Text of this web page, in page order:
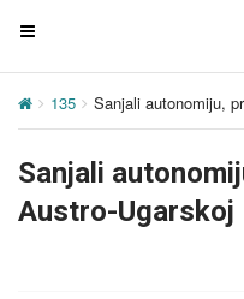
T
g
e
n
135 Sanjali autonomiju,
Sanjali
Austro-Ugarskoj